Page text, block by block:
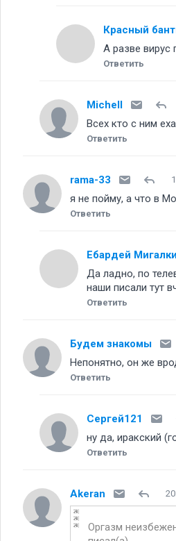
Красный
А разве
Ответить
Michell
Всех кто с ним
Ответить
rama-33
я не пойму, а что в
Ответить
Ебардей
Да ладно, по
наши писали тут
Ответить
Будем знакомы
Непонятно, он же
Ответить
Сергей121
ну да, иракский
Ответить
Akeran
Оргазм